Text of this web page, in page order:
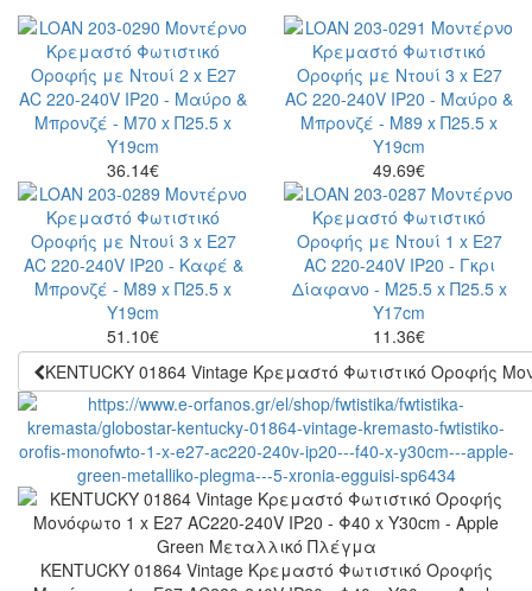
36.14€ 49.69€
51.10€ 11.36€
KENTUCKY 01864 Vintage Κρεμαστό Φωτιστικό Οροφής
KENTUCKY 01864 Vintage Κρεμαστό Φωτιστικό Οροφής